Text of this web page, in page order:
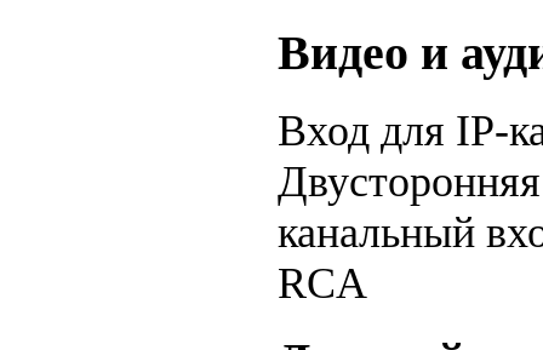
Видео и
Вход для IP-
канальный
RCA